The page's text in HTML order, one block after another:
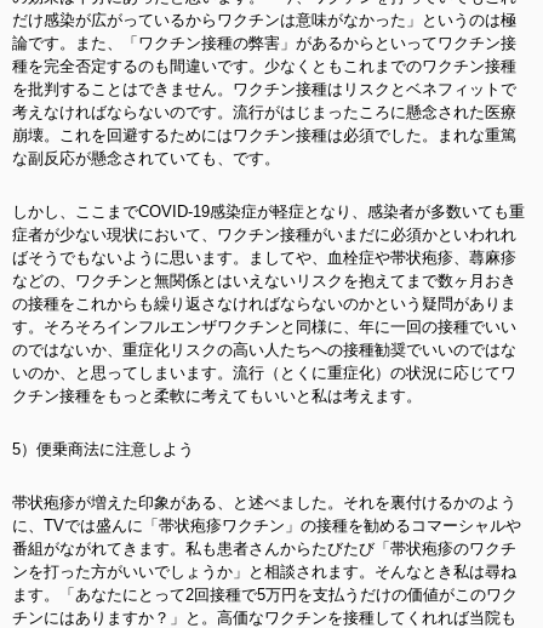
だけ感染が広がっているからワクチンは意味がなかった」というのは極
論です。また、「ワクチン接種の弊害」があるからといってワクチン接
種を完全否定するのも間違いです。少なくともこれまでのワクチン接種
を批判することはできません。ワクチン接種はリスクとベネフィットで
考えなければならないのです。流行がはじまったころに懸念された医療
崩壊。これを回避するためにはワクチン接種は必須でした。まれな重篤
な副反応が懸念されていても、です。
しかし、ここまでCOVID-19感染症が軽症となり、感染者が多数いても重
症者が少ない現状において、ワクチン接種がいまだに必須かといわれれ
ばそうでもないように思います。ましてや、血栓症や帯状疱疹、蕁麻疹
などの、ワクチンと無関係とはいえないリスクを抱えてまで数ヶ月おき
の接種をこれからも繰り返さなければならないのかという疑問がありま
す。そろそろインフルエンザワクチンと同様に、年に一回の接種でいい
のではないか、重症化リスクの高い人たちへの接種勧奨でいいのではな
いのか、と思ってしまいます。流行（とくに重症化）の状況に応じてワ
クチン接種をもっと柔軟に考えてもいいと私は考えます。
5）便乗商法に注意しよう
帯状疱疹が増えた印象がある、と述べました。それを裏付けるかのよう
に、TVでは盛んに「帯状疱疹ワクチン」の接種を勧めるコマーシャルや
番組がながれてきます。私も患者さんからたびたび「帯状疱疹のワクチ
ンを打った方がいいでしょうか」と相談されます。そんなとき私は尋ね
ます。「あなたにとって2回接種で5万円を支払うだけの価値がこのワク
チンにはありますか？」と。高価なワクチンを接種してくれれば当院も